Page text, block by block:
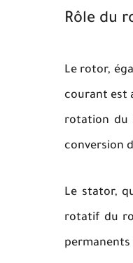
Rôle du
Le rotor,
courant est
rotation du
conversion
Le stator,
rotatif du